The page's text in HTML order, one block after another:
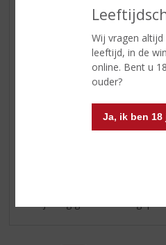
Wij vragen
leeftijd, in de
online. Bent u
ouder?
Ja, ik ben
een